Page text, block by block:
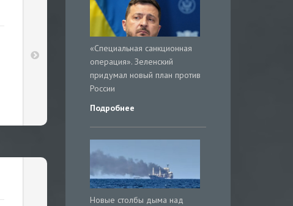
«Специальная санкционная
операция». Зеленский
придумал новый план против
России
Подробнее
Новые столбы дыма над